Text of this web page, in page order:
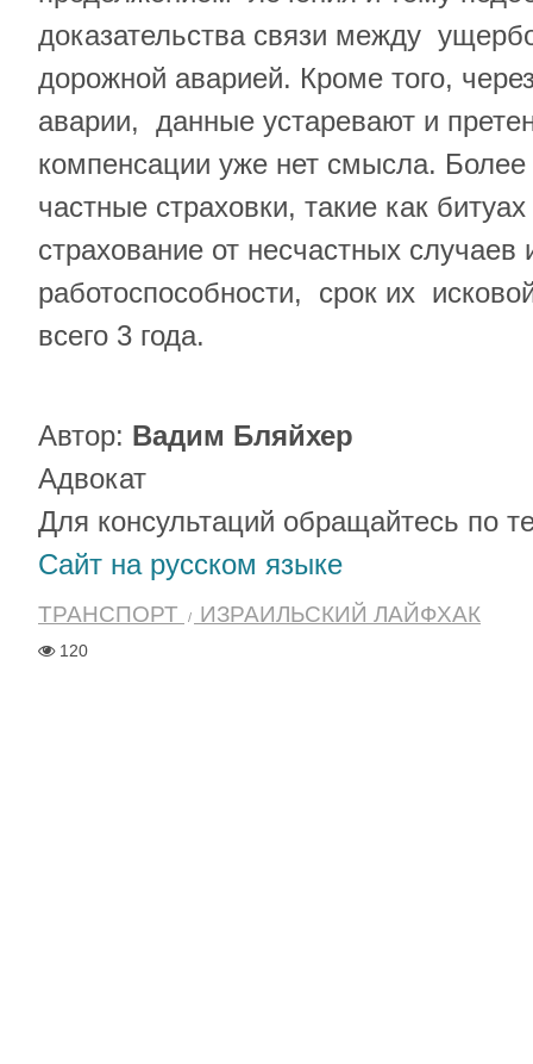
доказательства связи между
дорожной аварией. Кроме того,
аварии, данные устаревают и
компенсации уже нет смысла. Более
частные страховки, такие как
страхование от несчастных
работоспособности, срок их
всего 3 года.
Автор: Вадим Бляйхер
Адвокат
Для консультаций обращайтесь по
Сайт на русском языке
ТРАНСПОРТ ИЗРАИЛЬСКИЙ ЛАЙФХАК
120